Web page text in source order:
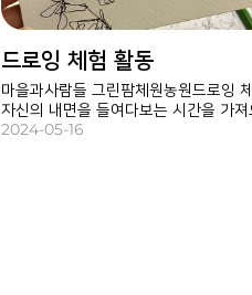
드로잉 체험 활동
마을과사람들 그린팜체원농원드로잉
자신의 내면을 들여다보는 시간을 가져
2024-05-16